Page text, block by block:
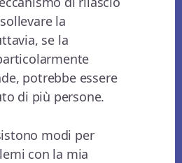
la
se la
potrebbe essere
di più persone.
modi per
con la mia